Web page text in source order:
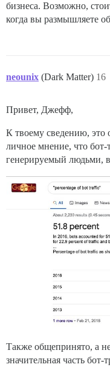
бизнеса. Возможно,
когда вы размышляете
neounix (Dark Matter) 16
Привет, Джефф,
К твоему сведению, это
личное мнение, что
генерируемый людьми,
Также общепринято, а
значительная часть